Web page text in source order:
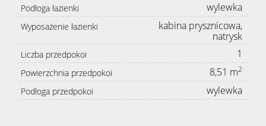
Podłoga łazienki wylewka
Wyposażenie łazienki
kabina prysznicowa,
natrysk
Liczba przedpokoi 1
Powierzchnia przedpokoi 8,51 m2
Podłoga przedpokoi wylewka